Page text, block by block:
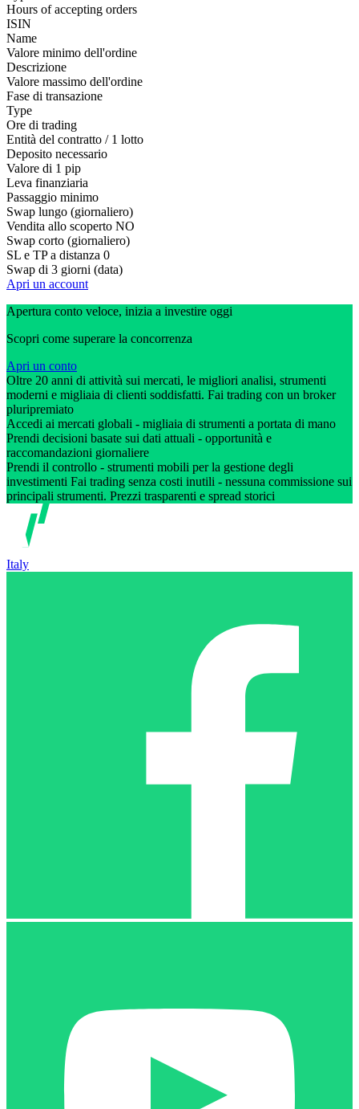
Hours of accepting orders
ISIN
Name
Valore minimo dell'ordine
Descrizione
Valore massimo dell'ordine
Fase di transazione
Type
Ore di trading
Entità del contratto / 1 lotto
Deposito necessario
Valore di 1 pip
Leva finanziaria
Passaggio minimo
Swap lungo (giornaliero)
Vendita allo scoperto NO
Swap corto (giornaliero)
SL e TP a distanza 0
Swap di 3 giorni (data)
Apri un account
Apertura conto veloce, inizia a investire oggi
Scopri come superare la concorrenza
Apri un conto
Oltre 20 anni di attività sui mercati, le migliori analisi, strumenti
moderni e migliaia di clienti soddisfatti. Fai trading con un broker
pluripremiato
Accedi ai mercati globali - migliaia di strumenti a portata di mano
Prendi decisioni basate sui dati attuali - opportunità e
raccomandazioni giornaliere
Prendi il controllo - strumenti mobili per la gestione degli
investimenti Fai trading senza costi inutili - nessuna commissione sui
principali strumenti. Prezzi trasparenti e spread storici
Italy